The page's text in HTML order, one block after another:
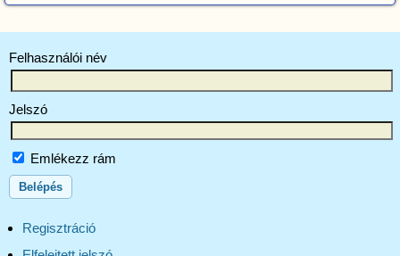
Felhasználói név
Jelszó
Emlékezz rám
Regisztráció